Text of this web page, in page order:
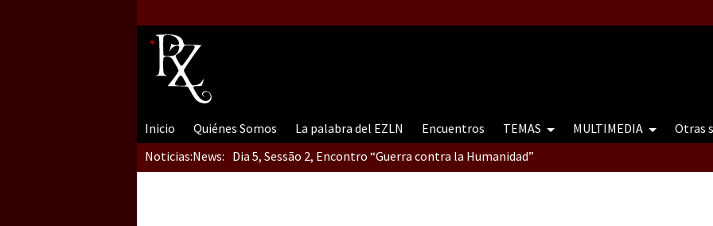
Inicio Quiénes Somos La palabra del EZLN Encuentros TEMAS MULTIMEDIA Otras
Noticias:News: Dia 5, Sessão 2, Encontro “Guerra contra la Humanidad”